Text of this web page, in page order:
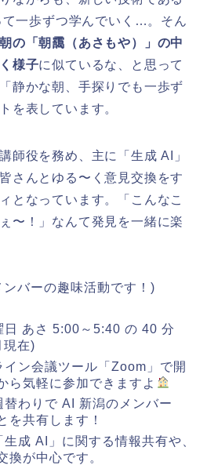
一歩ずつ学んでいく…。そん
の「朝靄（あさもや）」の中
様子に似ているな、と思って
静かな朝、手探りでも一歩ず
を表しています。
師役を務め、主に「生成 AI」
さんとゆる〜く意見交換をす
となっています。「こんなこ
〜！」なんて発見を一緒に楽
バーの趣味活動です！)
日 あさ 5:00～5:40 の 40 分
現在)
イン会議ツール「Zoom」で開
ら気軽に参加できますよ
替わりで AI 新潟のメンバー
を共有します！
生成 AI」に関する情報共有や、
換が中心です。